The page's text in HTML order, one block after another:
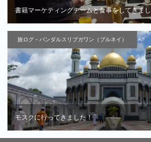
書籍マーケティングチームと食事をしてきまし
旅ログ－バンダルスリブガワン（ブルネイ）
モスクに行ってきました！